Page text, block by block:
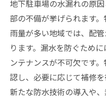
地下駐車場の水漏れの原
部の不備が挙げられます
雨量が多い地域では、配
ります。漏水を防ぐため
ンテナンスが不可欠です
認し、必要に応じて補修を
新たな防水技術の導入や